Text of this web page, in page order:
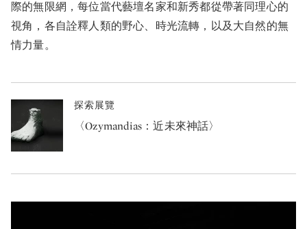
際的無限網，每位當代藝壇名家和新秀都從帶著同理心的
視角，各自詮釋人類的野心、時光流轉，以及大自然的無
情力量。
探索展覽
〈Ozymandias：近未來神話〉